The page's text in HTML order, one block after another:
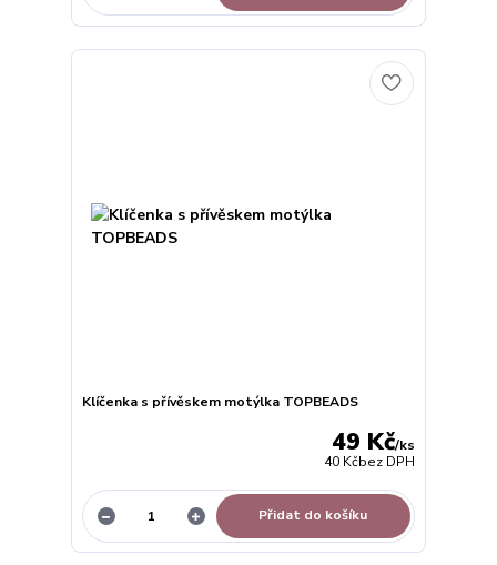
Klíčenka s přívěskem motýlka TOPBEADS
49 Kč/ks
40 Kčbez DPH
Přidat do košíku